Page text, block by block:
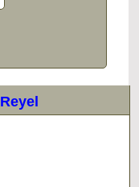
Reyel